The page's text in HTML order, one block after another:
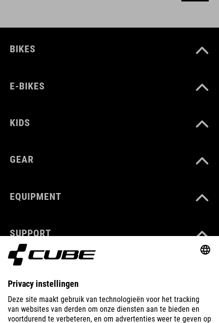
BIKES
E-BIKES
KIDS
GEAR
EQUIPMENT
SUPPORT
EXPLORE